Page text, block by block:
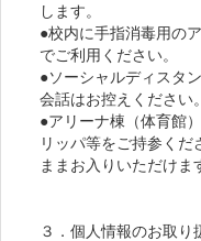
します。
●校内に手指消毒用の
でご利用ください。
●ソーシャルディスタ
会話はお控えください。
●アリーナ棟（体育館
リッパ等をご持参く
ままお入りいただけま
３．個人情報のお取り